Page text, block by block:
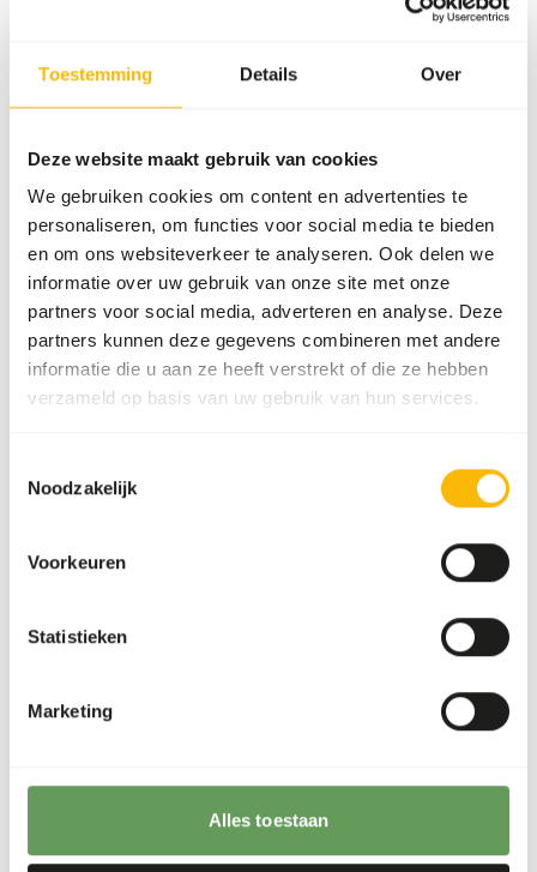
Toestemming Details Over
Deze website maakt gebruik van cookies
We gebruiken cookies om content en advertenties te
personaliseren, om functies voor social media te bieden
en om ons websiteverkeer te analyseren. Ook delen we
informatie over uw gebruik van onze site met onze
partners voor social media, adverteren en analyse. Deze
partners kunnen deze gegevens combineren met andere
informatie die u aan ze heeft verstrekt of die ze hebben
verzameld op basis van uw gebruik van hun services.
Noodzakelijk
Voorkeuren
Statistieken
Marketing
Alles toestaan
Supplement a diverse selection of vegetables
(read more about differences between
vegetables).
Although present in their natural diets, feeding
fruits might lead to gastro-intestinal
disturbances because of the high sugar level and
of (wild) fruits and vegetables
Feeding in bowls is not recommended.
or hanging the feed. Examples can be feeding
read more about feed enrichment
and foraging behaviour
Terug naar database
Species within this group